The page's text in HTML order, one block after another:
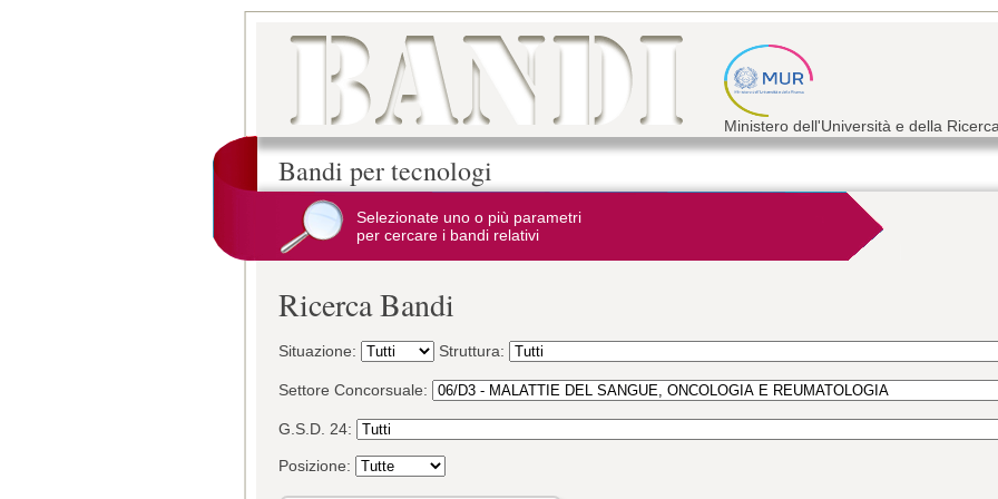
Ministero dell'Università e della
Bandi per tecnologi
Selezionate uno o più parametri
per cercare i bandi relativi
Ricerca Bandi
Situazione: Struttura:
Settore Concorsuale:
G.S.D. 24:
Posizione: